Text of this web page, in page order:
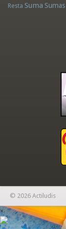
Resta Suma Sumas
© 2026 Actiludis
×